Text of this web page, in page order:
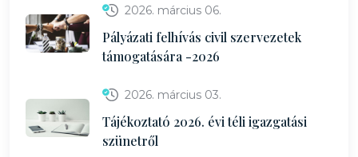
2026. március 06.
Pályázati felhívás civil szervezetek
támogatására -2026
2026. március 03.
Tájékoztató 2026. évi téli igazgatási
szünetről